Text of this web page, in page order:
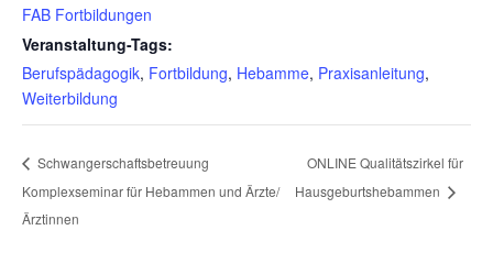
FAB Fortbildungen
Veranstaltung-Tags:
Berufspädagogik, Fortbildung, Hebamme, Praxisanleitung,
Weiterbildung
Schwangerschaftsbetreuung
Komplexseminar für Hebammen und Ärzte/
Ärztinnen
ONLINE Qualitätszirkel für
Hausgeburtshebammen